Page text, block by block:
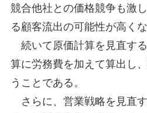
競合他社との価格競争も激
る顧客流出の可能性が高く
続いて原価計算を見直す
算に労務費を加えて算出し
うことである。
さらに、営業戦略を見直